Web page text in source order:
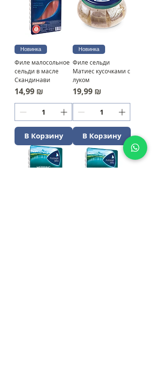
Новинка
Филе малосольное
сельди в масле
Скандинави
Цена
14,99 ₪
В Корзину
Новинка
Филе сельди
Матиес кусочками с
луком
Цена
19,99 ₪
В Корзину